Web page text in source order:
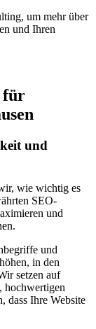
um mehr über
und Ihren
für
und
wie wichtig es
SEO-
und
und
in den
setzen auf
hochwertigen
dass Ihre Website